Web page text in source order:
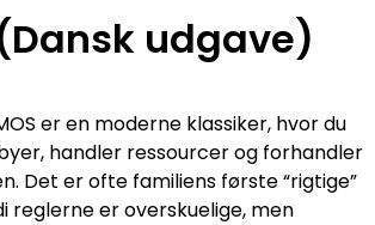
udgave)
er en moderne klassiker, hvor du
handler ressourcer og forhandler
Det er ofte familiens første “rigtige”
reglerne er overskuelige, men